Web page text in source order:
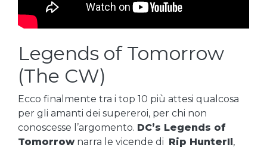
Legends of Tomorrow
(The CW)
Ecco finalmente tra i top 10 più attesi qualcosa
per gli amanti dei supereroi, per chi non
conoscesse l’argomento. DC’s Legends of
Tomorrownarra le vicende di Rip HunterIl,